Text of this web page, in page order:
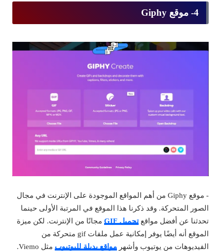
4- موقع Giphy
- موقع Giphy من أهم المواقع الموجودة على الإنترنت في مجال
الصور المتحركة. وقد ذكرنا هذا الموقع في المرتبة الأولى حينما
تحدثنا عن أفضل مواقعتحميل GIF
مجانًا من الإنترنت. لكن ميزة
الموقع أنه أيضًا يوفر إمكانية عمل ملفات gif متحركة من
الفيديوهات من يوتيوب وأشهر مواقع بديلة لليوتيوب مثل Viemo.